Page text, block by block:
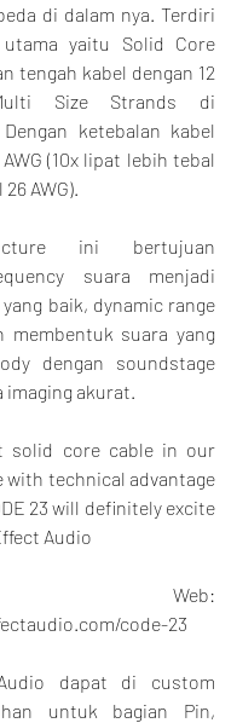
di dalam nya. Terdiri
yaitu Solid Core
tengah kabel dengan 12
Size Strands di
ketebalan kabel
(10x lipat lebih tebal
AWG).
ini bertujuan
suara menjadi
baik, dynamic range
membentuk suara yang
dengan soundstage
imaging akurat.
solid core cable in our
with technical advantage
23 will definitely excite
Audio
code-23
dapat di custom
untuk bagian Pin,